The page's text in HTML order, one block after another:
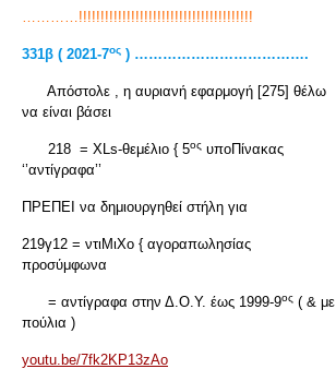
…………!!!!!!!!!!!!!!!!!!!!!!!!!!!!!!!!!!!!!!!!
331β ( 2021-7ος ) ……………………………….
Απόστολε , η αυριανή εφαρμογή [275] θέλω
να είναι βάσει
218 = XLs-θεμέλιο { 5ος υποΠίνακας
‘’αντίγραφα’’
ΠΡΕΠΕΙ να δημιουργηθεί στήλη για
219γ12 = ντιΜιΧο { αγοραπωλησίας
προσύμφωνα
= αντίγραφα στην Δ.Ο.Υ. έως 1999-9ος ( & με
πούλια )
youtu.be/7fk2KP13zAo